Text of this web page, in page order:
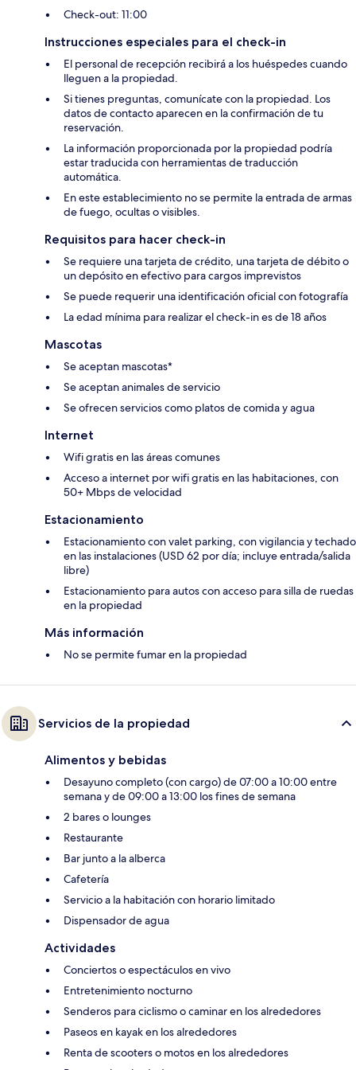
Check-out: 11:00
Instrucciones especiales para el check-in
El personal de recepción recibirá a los huéspedes cuando
lleguen a la propiedad.
Si tienes preguntas, comunícate con la propiedad. Los
datos de contacto aparecen en la confirmación de tu
reservación.
La información proporcionada por la propiedad podría
estar traducida con herramientas de traducción
automática.
En este establecimiento no se permite la entrada de armas
de fuego, ocultas o visibles.
Requisitos para hacer check-in
Se requiere una tarjeta de crédito, una tarjeta de débito o
un depósito en efectivo para cargos imprevistos
Se puede requerir una identificación oficial con fotografía
La edad mínima para realizar el check-in es de 18 años
Mascotas
Se aceptan mascotas*
Se aceptan animales de servicio
Se ofrecen servicios como platos de comida y agua
Internet
Wifi gratis en las áreas comunes
Acceso a internet por wifi gratis en las habitaciones, con
50+ Mbps de velocidad
Estacionamiento
Estacionamiento con valet parking, con vigilancia y techado
en las instalaciones (USD 62 por día; incluye entrada/salida
libre)
Estacionamiento para autos con acceso para silla de ruedas
en la propiedad
Más información
No se permite fumar en la propiedad
Servicios de la propiedad
Alimentos y bebidas
Desayuno completo (con cargo) de 07:00 a 10:00 entre
semana y de 09:00 a 13:00 los fines de semana
2 bares o lounges
Restaurante
Bar junto a la alberca
Cafetería
Servicio a la habitación con horario limitado
Dispensador de agua
Actividades
Conciertos o espectáculos en vivo
Entretenimiento nocturno
Senderos para ciclismo o caminar en los alrededores
Paseos en kayak en los alrededores
Renta de scooters o motos en los alrededores